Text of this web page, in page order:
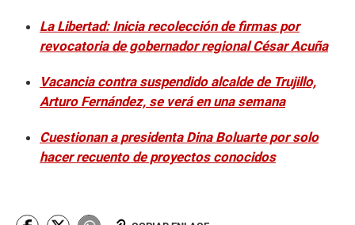
La Libertad: Inicia recolección de firmas por
revocatoria de gobernador regional César Acuña
Vacancia contra suspendido alcalde de Trujillo,
Arturo Fernández, se verá en una semana
Cuestionan a presidenta Dina Boluarte por solo
hacer recuento de proyectos conocidos